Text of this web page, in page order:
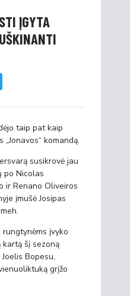
ĮGYTA
taip pat kaip
komandą.
susikrovė jau
po Nicolas
ir Renano Oliveiros
įmušė Josipas
rungtynėms įvyko
kartą šį sezoną
Bopesu,
grįžo